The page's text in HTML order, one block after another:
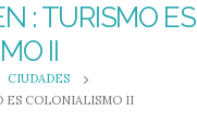
: TURISMO ES
II
CIUDADES
ES COLONIALISMO II